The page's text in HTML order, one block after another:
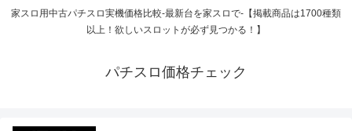
家スロ用中古パチスロ実機価格比較-最新台を家スロで-【掲載商品は1700種類
以上！欲しいスロットが必ず見つかる！】
パチスロ価格チェック